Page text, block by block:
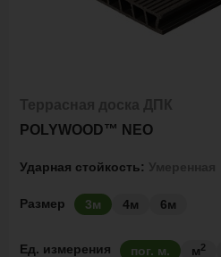
POLYWOOD™ NEO
Ударная стойкость:
Размер 3м 4м 6м
Ед. измерения пог. м. м2